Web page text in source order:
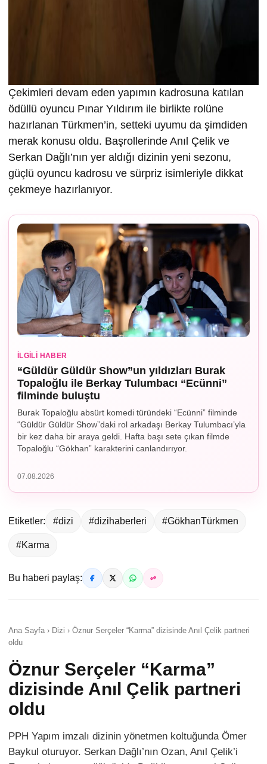
Çekimleri devam eden yapımın kadrosuna katılan
ödüllü oyuncu Pınar Yıldırım ile birlikte rolüne
hazırlanan Türkmen’in, setteki uyumu da şimdiden
merak konusu oldu. Başrollerinde Anıl Çelik ve
Serkan Dağlı’nın yer aldığı dizinin yeni sezonu,
güçlü oyuncu kadrosu ve sürpriz isimleriyle dikkat
çekmeye hazırlanıyor.
İLGILI HABER
“Güldür Güldür Show”un yıldızları Burak
Topaloğlu ile Berkay Tulumbacı “Ecünni”
filminde buluştu
Burak Topaloğlu absürt komedi türündeki “Ecünni” filminde
“Güldür Güldür Show”daki rol arkadaşı Berkay Tulumbacı’yla
bir kez daha bir araya geldi. Hafta başı sete çıkan filmde
Topaloğlu “Gökhan” karakterini canlandırıyor.
07.08.2026
Etiketler: #dizi #dizihaberleri #GökhanTürkmen
#Karma
Bu haberi paylaş:
Ana Sayfa › Dizi › Öznur Serçeler “Karma” dizisinde Anıl Çelik partneri
oldu
Öznur Serçeler “Karma”
dizisinde Anıl Çelik partneri
oldu
PPH Yapım imzalı dizinin yönetmen koltuğunda Ömer
Baykul oturuyor. Serkan Dağlı’nın Ozan, Anıl Çelik’i